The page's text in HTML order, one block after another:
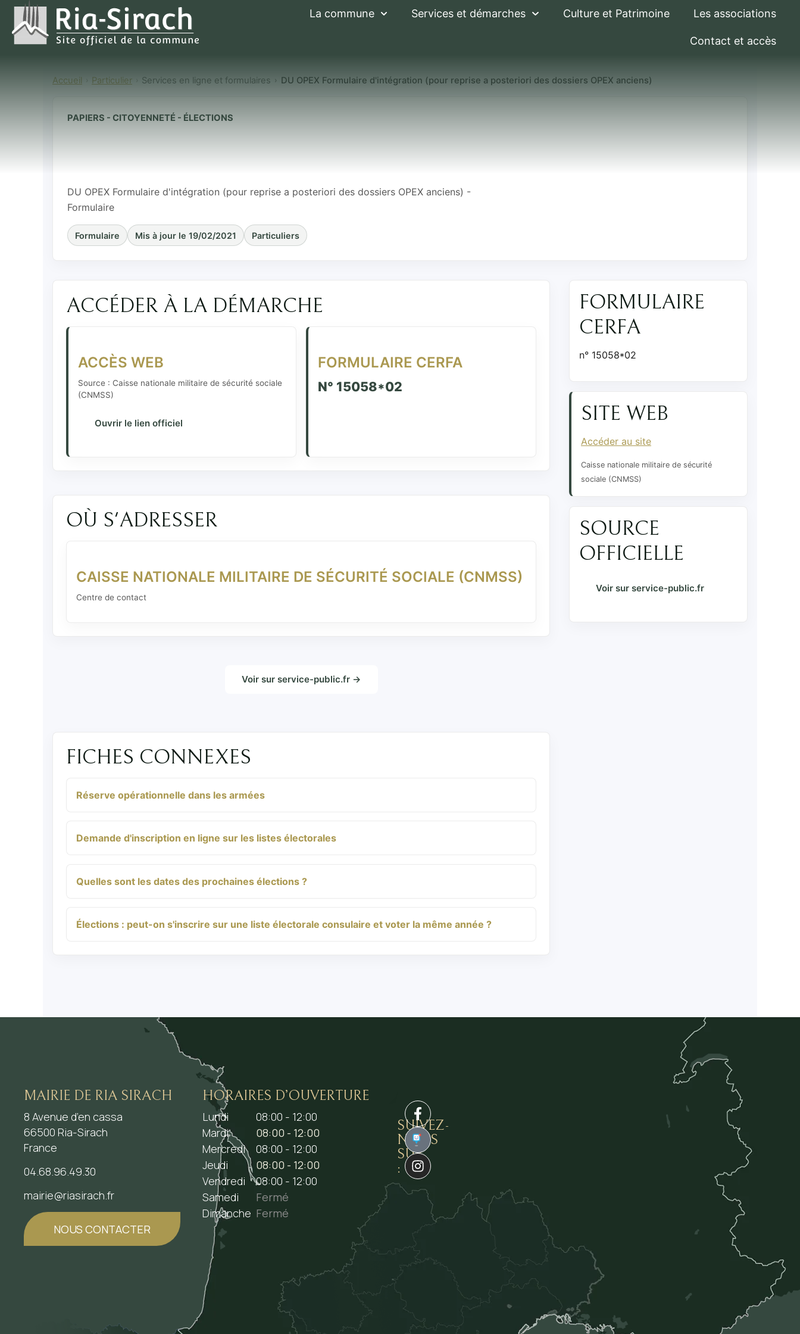
La commune Services et démarches Culture et Patrimoine Les associations
Contact et accès
Accueil Particulier Services en ligne et formulaires DU OPEX Formulaire d'intégration (pour reprise a posteriori des dossiers OPEX anciens)
PAPIERS - CITOYENNETÉ - ÉLECTIONS
DU OPEX Formulaire d'intégration (pour
reprise a posteriori des dossiers OPEX
anciens)
DU OPEX Formulaire d'intégration (pour reprise a posteriori des dossiers OPEX anciens) -
Formulaire
Formulaire Mis à jour le 19/02/2021 Particuliers
ACCÉDER À LA DÉMARCHE
ACCÈS WEB
Source : Caisse nationale militaire de sécurité sociale
(CNMSS)
Ouvrir le lien officiel
FORMULAIRE CERFA
N° 15058*02
OÙ S'ADRESSER
CAISSE NATIONALE MILITAIRE DE SÉCURITÉ SOCIALE (CNMSS)
Centre de contact
Voir sur service-public.fr →
FICHES CONNEXES
Réserve opérationnelle dans les armées
Demande d'inscription en ligne sur les listes électorales
Quelles sont les dates des prochaines élections ?
Élections : peut-on s'inscrire sur une liste électorale consulaire et voter la même année ?
FORMULAIRE
CERFA
n° 15058*02
SITE WEB
Accéder au site
Caisse nationale militaire de sécurité
sociale (CNMSS)
SOURCE
OFFICIELLE
Voir sur service-public.fr
MAIRIE DE RIA SIRACH
8 Avenue d’en cassa
66500 Ria-Sirach
France
04.68.96.49.30
mairie@riasirach.fr
NOUS CONTACTER
HORAIRES D’OUVERTURE
Lundi
08:00 - 12:00
Mardi
08:00 - 12:00
Mercredi
08:00 - 12:00
Jeudi
08:00 - 12:00
Vendredi
08:00 - 12:00
Samedi
Fermé
Dimanche Fermé
SUIVEZ-
NOUS
SUR
:
1